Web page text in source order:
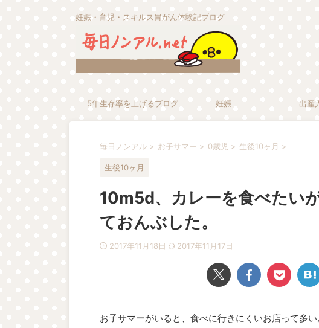
妊娠・育児・スキルス胃がん体験記ブログ
5年生存率を上げるブログ 妊娠 出産
毎日ノンアル > お子サマー > 0歳児 > 生後10ヶ月 >
生後10ヶ月
10m5d、カレーを食べたい
ておんぶした。
2017年11月18日 2017年11月17日
お子サマーがいると、食べに行きにくいお店って多